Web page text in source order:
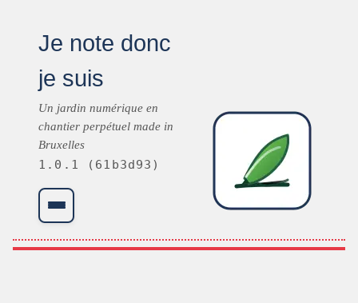
Je note donc
je suis
Un jardin numérique en
chantier perpétuel made in
Bruxelles
1.0.1 (61b3d93)
Menu